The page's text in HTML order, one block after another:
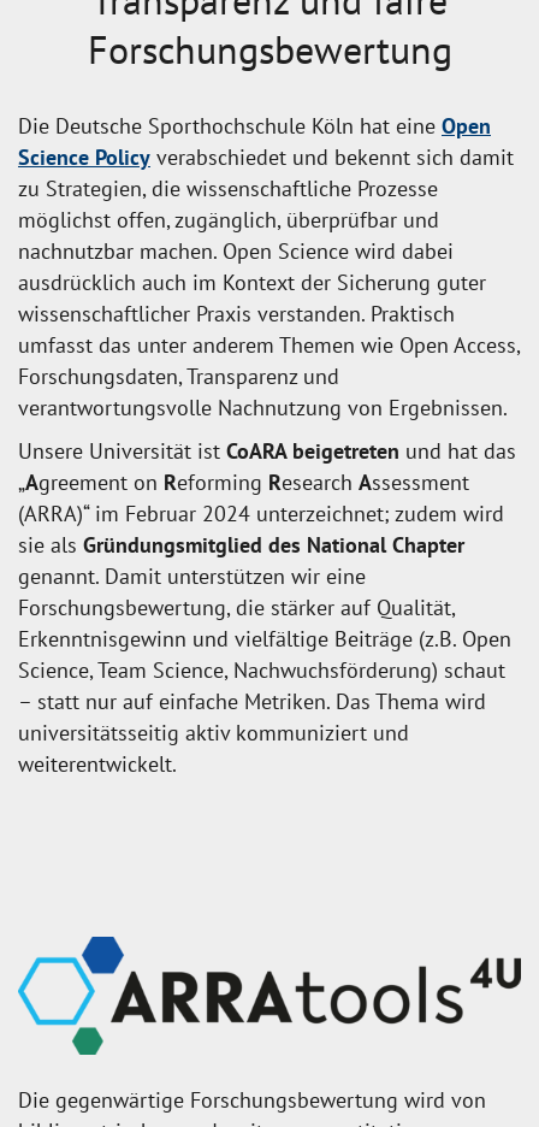
Forschungsbewertung
Die Deutsche Sporthochschule Köln hat eine Open
Science Policy verabschiedet und bekennt sich damit
zu Strategien, die wissenschaftliche Prozesse
möglichst offen, zugänglich, überprüfbar und
nachnutzbar machen. Open Science wird dabei
ausdrücklich auch im Kontext der Sicherung guter
wissenschaftlicher Praxis verstanden. Praktisch
umfasst das unter anderem Themen wie Open Access,
Forschungsdaten, Transparenz und
verantwortungsvolle Nachnutzung von Ergebnissen.
Unsere Universität ist CoARA beigetreten und hat das
„Agreement on Reforming Research Assessment
(ARRA)“ im Februar 2024 unterzeichnet; zudem wird
sie als Gründungsmitglied des National Chapter
genannt. Damit unterstützen wir eine
Forschungsbewertung, die stärker auf Qualität,
Erkenntnisgewinn und vielfältige Beiträge (z.B. Open
Science, Team Science, Nachwuchsförderung) schaut
– statt nur auf einfache Metriken. Das Thema wird
universitätsseitig aktiv kommuniziert und
weiterentwickelt.
Die gegenwärtige Forschungsbewertung wird von